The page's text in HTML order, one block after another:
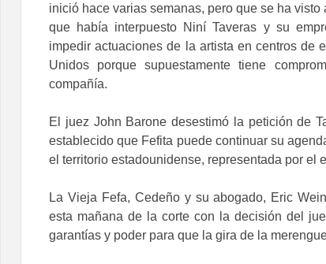
inició hace varias semanas, pero que se ha
que había interpuesto Niní Taveras y su
impedir actuaciones de la artista en centros de
Unidos porque supuestamente tiene
compañía.
El juez John Barone desestimó la petición de
establecido que Fefita puede continuar su
el territorio estadounidense, representada por el
La Vieja Fefa, Cedeño y su abogado, Eric
esta mañana de la corte con la decisión del
garantías y poder para que la gira de la